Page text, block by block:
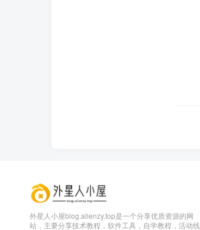
外星人小屋blog.alienzy.top是一个分享优质资源的网
站，主要分享技术教程，软件工具，自学教程，活动线